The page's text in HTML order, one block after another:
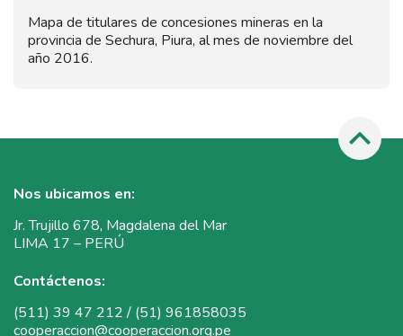
Mapa de titulares de concesiones mineras en la
provincia de Sechura, Piura, al mes de noviembre del
año 2016.
Nos ubicamos en:
Jr. Trujillo 678, Magdalena del Mar
LIMA 17 – PERÚ
Contáctenos:
(511) 39 47 212 / (51) 961858035
cooperaccion@cooperaccion.org.pe